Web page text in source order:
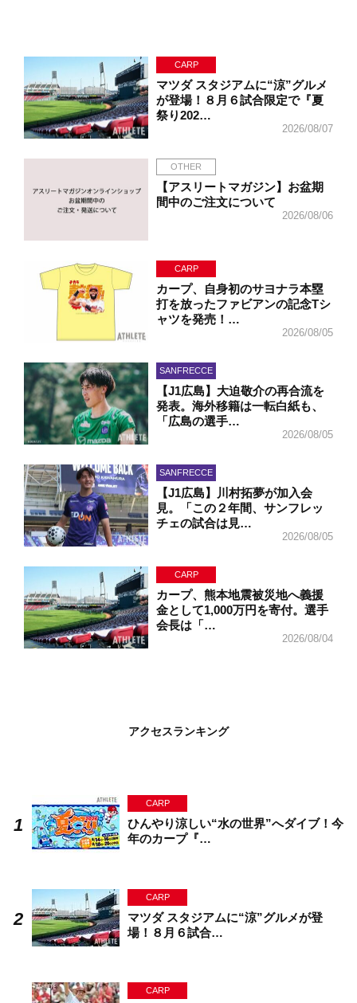
CARP
マツダ スタジアムに“涼”グルメ
が登場！８月６試合限定で『夏
祭り202…
2026/08/07
OTHER
【アスリートマガジン】お盆期
間中のご注文について
2026/08/06
CARP
カープ、自身初のサヨナラ本塁
打を放ったファビアンの記念Tシ
ャツを発売！…
2026/08/05
SANFRECCE
【J1広島】大迫敬介の再合流を
発表。海外移籍は一転白紙も、
「広島の選手…
2026/08/05
SANFRECCE
【J1広島】川村拓夢が加入会
見。「この２年間、サンフレッ
チェの試合は見…
2026/08/05
CARP
カープ、熊本地震被災地へ義援
金として1,000万円を寄付。選手
会長は「…
2026/08/04
アクセスランキング
CARP
ひんやり涼しい“水の世界”へダイブ！今
年のカープ『…
CARP
マツダ スタジアムに“涼”グルメが登
場！８月６試合…
CARP